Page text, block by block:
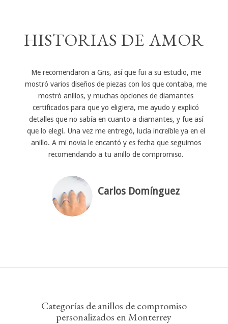
HISTORIAS DE AMOR
Me recomendaron a Gris, así que fui a su estudio, me
mostró varios diseños de piezas con los que contaba, me
mostró anillos, y muchas opciones de diamantes
certificados para que yo eligiera, me ayudo y explicó
detalles que no sabía en cuanto a diamantes, y fue así
que lo elegí. Una vez me entregó, lucía increíble ya en el
anillo. A mi novia le encantó y es fecha que seguimos
recomendando a tu anillo de compromiso.
Carlos Domínguez
Categorías de anillos de compromiso
personalizados en Monterrey